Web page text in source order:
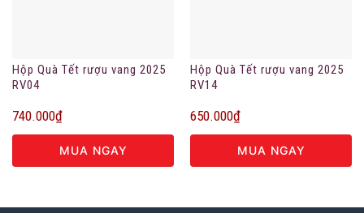
Hộp Quà Tết rượu vang 2025
RV04
740.000₫
MUA NGAY
Hộp Quà Tết rượu vang 2025
RV14
650.000₫
MUA NGAY